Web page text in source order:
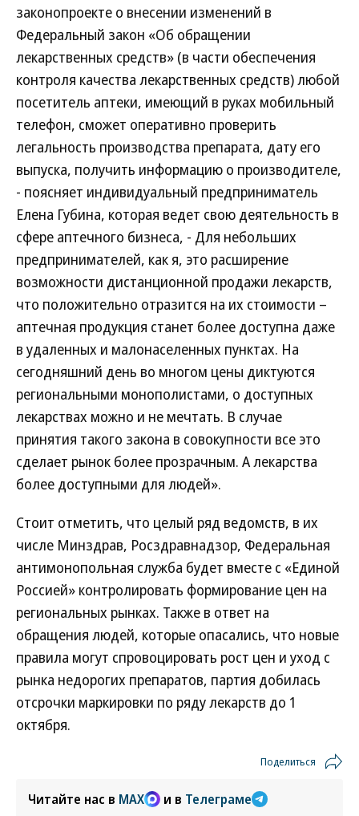
законопроекте о внесении изменений в
Федеральный закон «Об обращении
лекарственных средств» (в части обеспечения
контроля качества лекарственных средств) любой
посетитель аптеки, имеющий в руках мобильный
телефон, сможет оперативно проверить
легальность производства препарата, дату его
выпуска, получить информацию о производителе,
- поясняет индивидуальный предприниматель
Елена Губина, которая ведет свою деятельность в
сфере аптечного бизнеса, - Для небольших
предпринимателей, как я, это расширение
возможности дистанционной продажи лекарств,
что положительно отразится на их стоимости –
аптечная продукция станет более доступна даже
в удаленных и малонаселенных пунктах. На
сегодняшний день во многом цены диктуются
региональными монополистами, о доступных
лекарствах можно и не мечтать. В случае
принятия такого закона в совокупности все это
сделает рынок более прозрачным. А лекарства
более доступными для людей».
Стоит отметить, что целый ряд ведомств, в их
числе Минздрав, Росздравнадзор, Федеральная
антимонопольная служба будет вместе с «Единой
Россией» контролировать формирование цен на
региональных рынках. Также в ответ на
обращения людей, которые опасались, что новые
правила могут спровоцировать рост цен и уход с
рынка недорогих препаратов, партия добилась
отсрочки маркировки по ряду лекарств до 1
октября.
Поделиться
Читайте нас в MAX и в Телеграме